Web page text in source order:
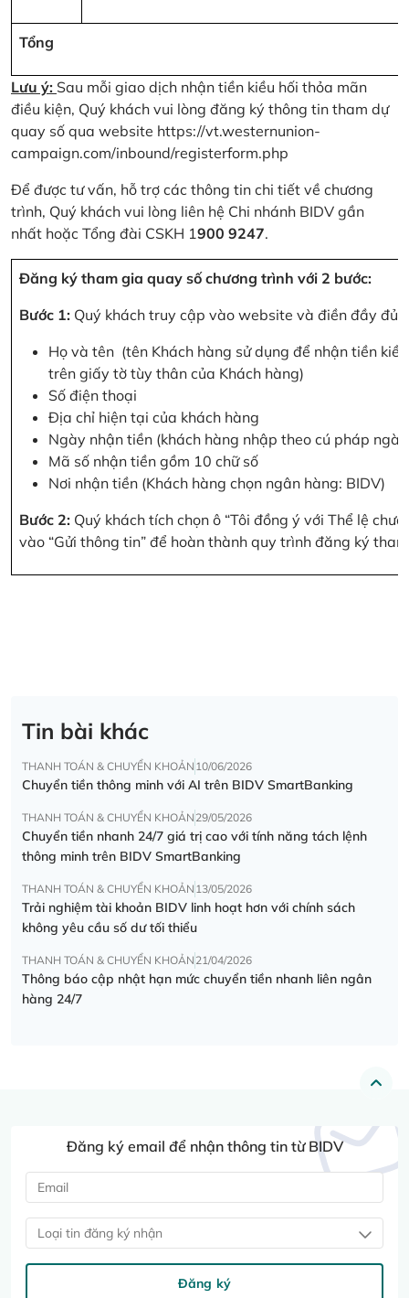
Tổng
Lưu ý: Sau mỗi giao dịch nhận tiền kiều hối thỏa mãn
điều kiện, Quý khách vui lòng đăng ký thông tin tham dự
quay số qua website https://vt.westernunion-
campaign.com/inbound/registerform.php
Để được tư vấn, hỗ trợ các thông tin chi tiết về chương
trình, Quý khách vui lòng liên hệ Chi nhánh BIDV gần
nhất hoặc Tổng đài CSKH 1900 9247.
Đăng ký tham gia quay số chương trình với 2 bước:
Bước 1: Quý khách truy cập vào website và điền đầy đủ
Họ và tên (tên Khách hàng sử dụng để nhận tiền
trên giấy tờ tùy thân của Khách hàng)
Số điện thoại
Địa chỉ hiện tại của khách hàng
Ngày nhận tiền (khách hàng nhập theo cú pháp
Mã số nhận tiền gồm 10 chữ số
Nơi nhận tiền (Khách hàng chọn ngân hàng: BIDV)
Bước 2: Quý khách tích chọn ô “Tôi đồng ý với Thể lệ
vào “Gửi thông tin” để hoàn thành quy trình đăng ký
Tin bài khác
THANH TOÁN & CHUYỂN KHOẢN 10/06/2026
Chuyển tiền thông minh với AI trên BIDV SmartBanking
THANH TOÁN & CHUYỂN KHOẢN 29/05/2026
Chuyển tiền nhanh 24/7 giá trị cao với tính năng tách lệnh
thông minh trên BIDV SmartBanking
THANH TOÁN & CHUYỂN KHOẢN 13/05/2026
Trải nghiệm tài khoản BIDV linh hoạt hơn với chính sách
không yêu cầu số dư tối thiểu
THANH TOÁN & CHUYỂN KHOẢN 21/04/2026
Thông báo cập nhật hạn mức chuyển tiền nhanh liên ngân
hàng 24/7
Đăng ký email để nhận thông tin từ BIDV
Loại tin đăng ký nhận
Đăng ký